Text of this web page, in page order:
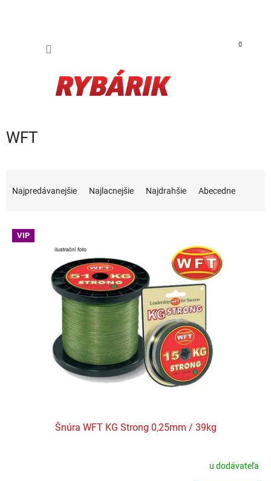
0
WFT
Najpredávanejšie Najlacnejšie Najdrahšie Abecedne
Výpis produktov
VIP
Šnúra WFT KG Strong 0,25mm / 39kg
u dodávateľa